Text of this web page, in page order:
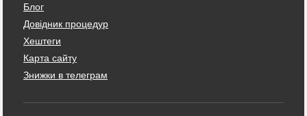
Блог
Довідник процедур
Хештеги
Карта сайту
Знижки в телеграм